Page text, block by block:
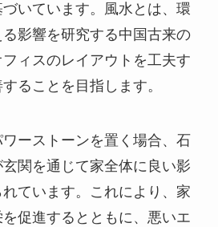
いています。風水とは、環
影響を研究する中国古来の
ィスのレイアウトを工夫す
ることを目指します。
ーストーンを置く場合、石
関を通じて家全体に良い影
ています。これにより、家
促進するとともに、悪いエ